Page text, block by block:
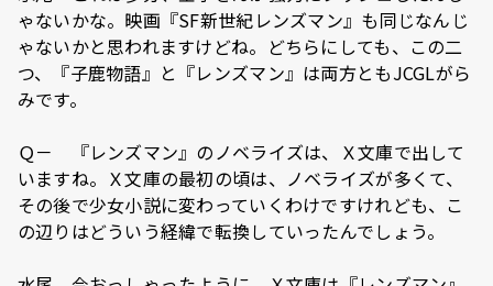
ゃないかな。映画『SF新世紀レンズマン』も同じなんじ
ゃないかと思われますけどね。どちらにしても、この二
つ、『子鹿物語』と『レンズマン』は両方ともJCGLがら
みです。
Ｑ－ 『レンズマン』のノベライズは、Ｘ文庫で出して
いますね。Ｘ文庫の最初の頃は、ノベライズが多くて、
その後で少女小説に変わっていくわけですけれども、こ
の辺りはどういう経緯で転換していったんでしょう。